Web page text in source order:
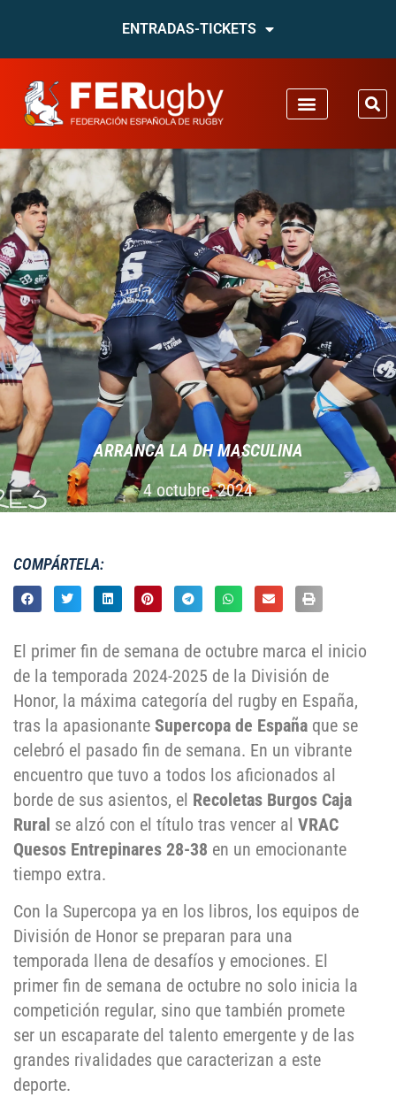
ENTRADAS-TICKETS
ARRANCA LA DH MASCULINA
4 octubre, 2024
COMPÁRTELA:
El primer fin de semana de octubre marca el inicio
de la temporada 2024-2025 de la División de
Honor, la máxima categoría del rugby en España,
tras la apasionante Supercopa de España que se
celebró el pasado fin de semana. En un vibrante
encuentro que tuvo a todos los aficionados al
borde de sus asientos, el Recoletas Burgos Caja
Rural se alzó con el título tras vencer al VRAC
Quesos Entrepinares 28-38 en un emocionante
tiempo extra.
Con la Supercopa ya en los libros, los equipos de
División de Honor se preparan para una
temporada llena de desafíos y emociones. El
primer fin de semana de octubre no solo inicia la
competición regular, sino que también promete
ser un escaparate del talento emergente y de las
grandes rivalidades que caracterizan a este
deporte.